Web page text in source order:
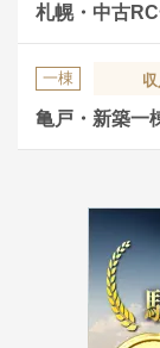
札幌・中古
一棟 収
亀戸・新築一